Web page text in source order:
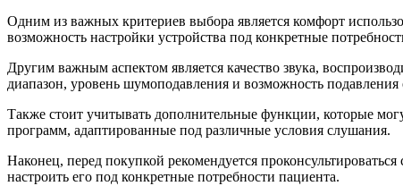
Одним из важных критериев выбора является комфорт
возможность настройки устройства под конкретные
Другим важным аспектом является качество звука,
диапазон, уровень шумоподавления и возможность подавления
Также стоит учитывать дополнительные функции, которые
программ, адаптированные под различные условия слушания.
Наконец, перед покупкой рекомендуется
настроить его под конкретные потребности пациента.